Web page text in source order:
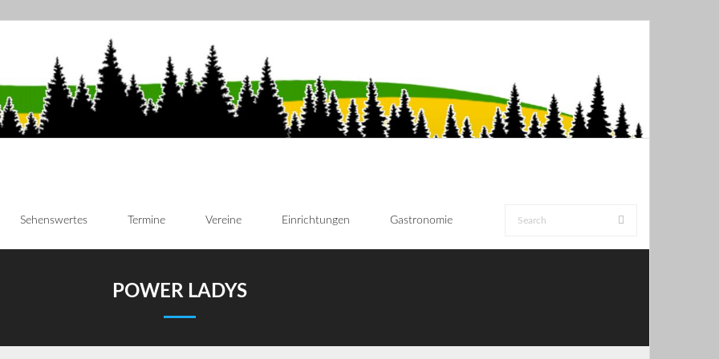
Sehenswertes Termine Vereine Einrichtungen Gastronomie
POWER LADYS